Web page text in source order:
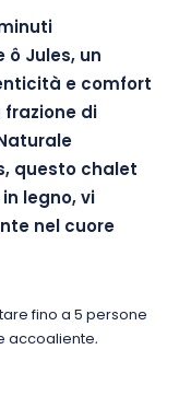
ô Jules, un
e comfort
di
questo chalet
legno, vi
nel cuore
fino a 5 persone
accogliente,
e tocchi